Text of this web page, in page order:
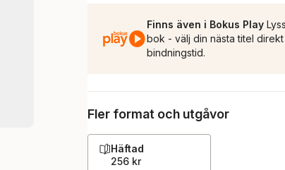
Finns även i Bokus Play
bok - välj din nästa titel
bindningstid.
Fler format och utgåvor
Häftad
256 kr